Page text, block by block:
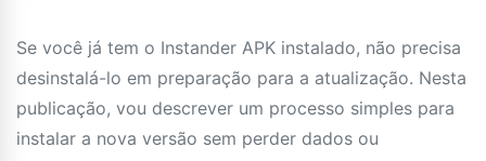
Se você já tem o Instander APK instalado, não precisa
desinstalá-lo em preparação para a atualização. Nesta
publicação, vou descrever um processo simples para
instalar a nova versão sem perder dados ou